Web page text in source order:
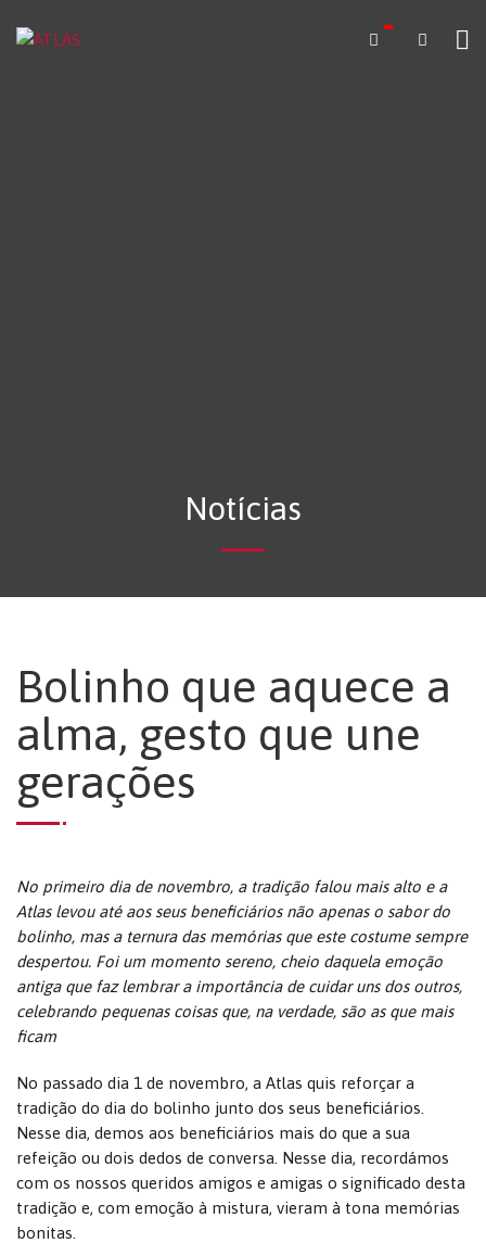
Notícias
Bolinho que aquece a
alma, gesto que une
gerações
No primeiro dia de novembro, a tradição falou mais alto e a
Atlas levou até aos seus beneficiários não apenas o sabor do
bolinho, mas a ternura das memórias que este costume sempre
despertou. Foi um momento sereno, cheio daquela emoção
antiga que faz lembrar a importância de cuidar uns dos outros,
celebrando pequenas coisas que, na verdade, são as que mais
ficam
No passado dia 1 de novembro, a Atlas quis reforçar a
tradição do dia do bolinho junto dos seus beneficiários.
Nesse dia, demos aos beneficiários mais do que a sua
refeição ou dois dedos de conversa. Nesse dia, recordámos
com os nossos queridos amigos e amigas o significado desta
tradição e, com emoção à mistura, vieram à tona memórias
bonitas.